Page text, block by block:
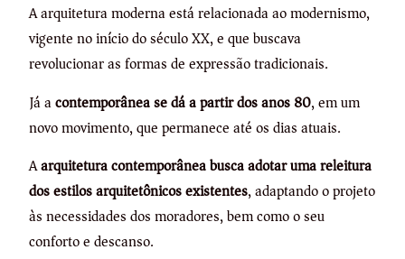
A arquitetura moderna está relacionada ao modernismo,
vigente no início do século XX, e que buscava
revolucionar as formas de expressão tradicionais.
Já acontemporânea se dá a partir dos anos 80, em um
novo movimento, que permanece até os dias atuais.
Aarquitetura contemporânea busca adotar uma releitura
dos estilos arquitetônicos existentes, adaptando o projeto
às necessidades dos moradores, bem como o seu
conforto e descanso.